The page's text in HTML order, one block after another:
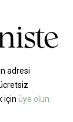
adresi
için üye olun.